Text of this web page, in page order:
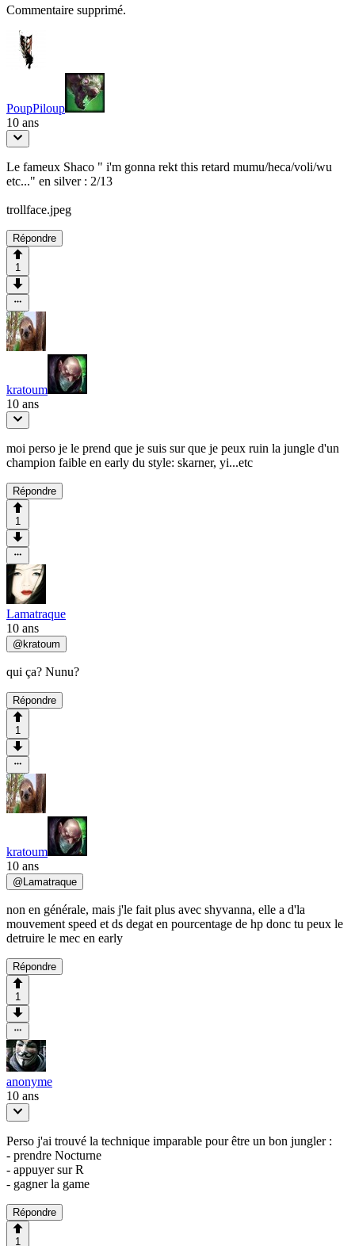
Commentaire supprimé.
PoupPiloup
10 ans
Le fameux Shaco " i'm gonna rekt this retard mumu/heca/voli/wu
etc..." en silver : 2/13
trollface.jpeg
Répondre
1
kratoum
10 ans
moi perso je le prend que je suis sur que je peux ruin la jungle d'un
champion faible en early du style: skarner, yi...etc
Répondre
1
Lamatraque
10 ans
@ kratoum
qui ça? Nunu?
Répondre
1
kratoum
10 ans
@ Lamatraque
non en générale, mais j'le fait plus avec shyvanna, elle a d'la
mouvement speed et ds degat en pourcentage de hp donc tu peux le
detruire le mec en early
Répondre
1
anonyme
10 ans
Perso j'ai trouvé la technique imparable pour être un bon jungler :
- prendre Nocturne
- appuyer sur R
- gagner la game
Répondre
1